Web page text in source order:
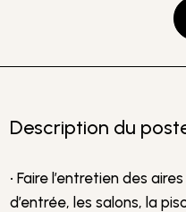
Description du
• Faire l’entretien des
d’entrée, les salons, la